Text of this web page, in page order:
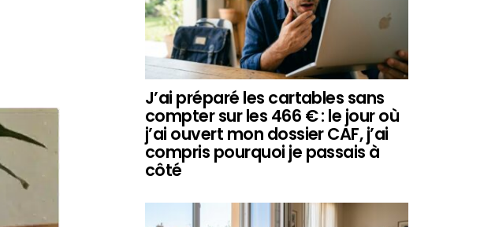
J’ai préparé les cartables sans
compter sur les 466 € : le jour où
j’ai ouvert mon dossier CAF, j’ai
compris pourquoi je passais à
côté